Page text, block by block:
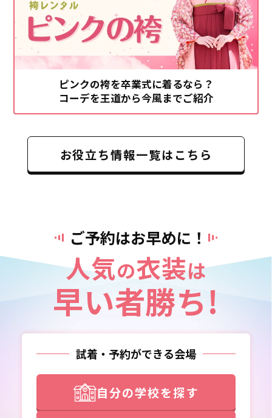
ピンクの袴を卒業式に着るなら？
コーデを王道から今風までご紹介
お役立ち情報一覧はこちら
ご予約はお早めに！
人気の衣装は
早い者勝ち!
試着・予約ができる会場
自分の学校を探す